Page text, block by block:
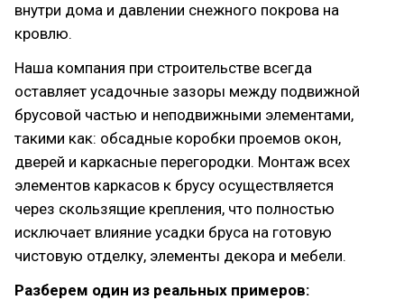
внутри дома и давлении снежного покрова на
кровлю.
Наша компания при строительстве всегда
оставляет усадочные зазоры между подвижной
брусовой частью и неподвижными элементами,
такими как: обсадные коробки проемов окон,
дверей и каркасные перегородки. Монтаж всех
элементов каркасов к брусу осуществляется
через скользящие крепления, что полностью
исключает влияние усадки бруса на готовую
чистовую отделку, элементы декора и мебели.
Разберем один из реальных примеров: